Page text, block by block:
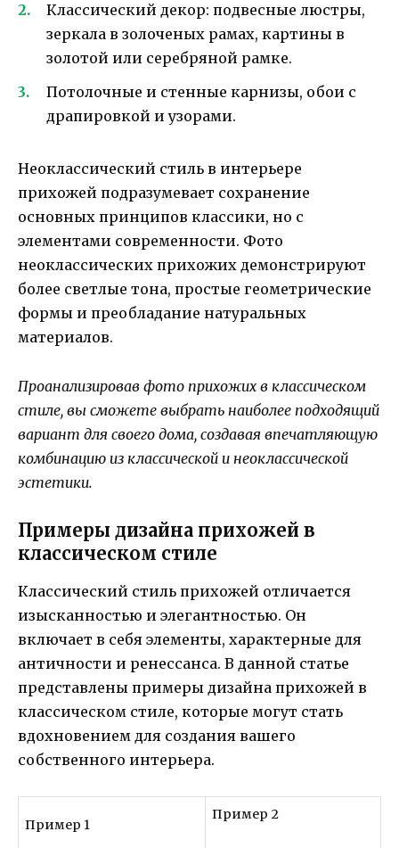
Классический декор: подвесные люстры,
зеркала в золоченых рамах, картины в
золотой или серебряной рамке.
Потолочные и стенные карнизы, обои с
драпировкой и узорами.
Неоклассический стиль в интерьере
прихожей подразумевает сохранение
основных принципов классики, но с
элементами современности. Фото
неоклассических прихожих демонстрируют
более светлые тона, простые геометрические
формы и преобладание натуральных
материалов.
Проанализировав фото прихожих в классическом
стиле, вы сможете выбрать наиболее подходящий
вариант для своего дома, создавая впечатляющую
комбинацию из классической и неоклассической
эстетики.
Примеры дизайна прихожей в
классическом стиле
Классический стиль прихожей отличается
изысканностью и элегантностью. Он
включает в себя элементы, характерные для
античности и ренессанса. В данной статье
представлены примеры дизайна прихожей в
классическом стиле, которые могут стать
вдохновением для создания вашего
собственного интерьера.
Пример 1
Пример 2